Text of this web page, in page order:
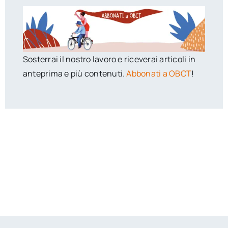
Sosterrai il nostro lavoro e riceverai articoli in
anteprima e più contenuti.Abbonati a OBCT!